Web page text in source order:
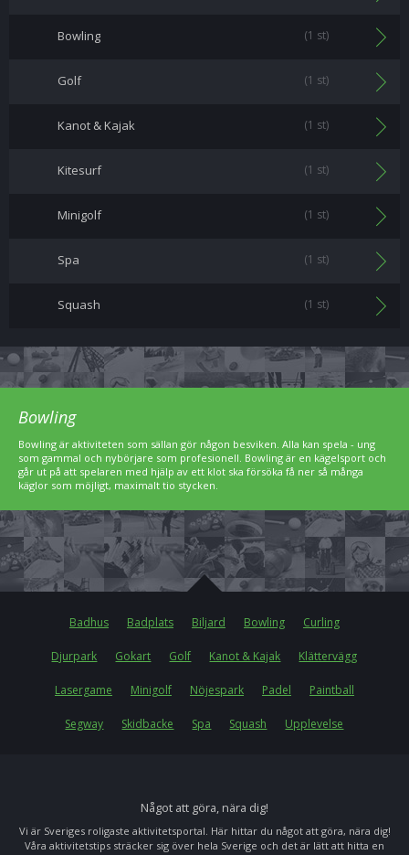
Bowling (1 st)
Golf (1 st)
Kanot & Kajak (1 st)
Kitesurf (1 st)
Minigolf (1 st)
Spa (1 st)
Squash (1 st)
Bowling
Bowling är aktiviteten som sällan gör någon besviken. Alla kan spela - ung
som gammal och nybörjare som profesionell. Bowling är en kägelsport och
går ut på att spelaren med hjälp av ett klot ska försöka få ner så många
käglor som möjligt, maximalt tio stycken.
Badhus Badplats Biljard Bowling Curling
Djurpark Gokart Golf Kanot & Kajak Klättervägg
Lasergame Minigolf Nöjespark Padel Paintball
Segway Skidbacke Spa Squash Upplevelse
Något att göra, nära dig!
Vi är Sveriges roligaste aktivitetsportal. Här hittar du något att göra, nära dig!
Våra aktivitetstips sträcker sig över hela Sverige och det är lätt att hitta en